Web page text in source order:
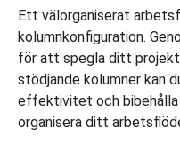
Ett välorganiserat
kolumnkonfiguration.
för att spegla ditt
stödjande kolumner kan
effektivitet och bibehålla
organisera ditt